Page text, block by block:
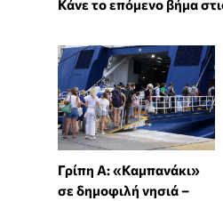
Κάνε το επόμενο βήμα
Γρίπη Α: «Καμπανάκι»
σε δημοφιλή νησιά –